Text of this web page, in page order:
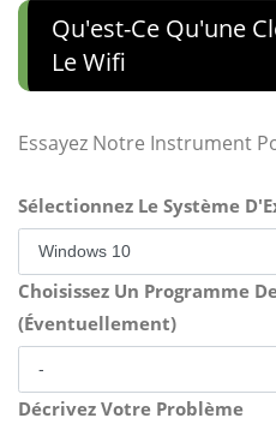
Qu'est-Ce Qu'une
Le Wifi
Essayez Notre Instrument
Sélectionnez Le Système
Choisissez Un Programme
(Éventuellement)
Décrivez Votre Problème